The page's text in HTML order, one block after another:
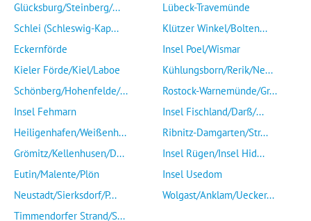
Glücksburg/Steinberg/...
Schlei (Schleswig-Kap...
Eckernförde
Kieler Förde/Kiel/Laboe
Schönberg/Hohenfelde/...
Insel Fehmarn
Heiligenhafen/Weißenh...
Grömitz/Kellenhusen/D...
Eutin/Malente/Plön
Neustadt/Sierksdorf/P...
Timmendorfer Strand/S...
Lübeck-Travemünde
Klützer Winkel/Bolten...
Insel Poel/Wismar
Kühlungsborn/Rerik/Ne...
Rostock-Warnemünde/Gr...
Insel Fischland/Darß/...
Ribnitz-Damgarten/Str...
Insel Rügen/Insel Hid...
Insel Usedom
Wolgast/Anklam/Uecker...